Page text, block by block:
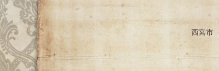
西宮市